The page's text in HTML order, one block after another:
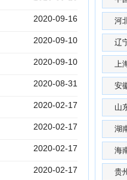
2020-09-16
2020-09-10
2020-09-10
2020-08-31
2020-02-17
2020-02-17
2020-02-17
2020-02-17
河
辽
上
安
山
湖
海
贵